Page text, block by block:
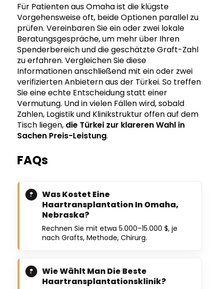
Für Patienten aus Omaha ist die klügste
Vorgehensweise oft, beide Optionen parallel zu
prüfen. Vereinbaren Sie ein oder zwei lokale
Beratungsgespräche, um mehr über Ihren
Spenderbereich und die geschätzte Graft-Zahl
zu erfahren. Vergleichen Sie diese
Informationen anschließend mit ein oder zwei
verifizierten Anbietern aus der Türkei. So treffen
Sie eine echte Entscheidung statt einer
Vermutung. Und in vielen Fällen wird, sobald
Zahlen, Logistik und Klinikstruktur offen auf dem
Tisch liegen, die Türkei zur klareren Wahl in
Sachen Preis-Leistung.
FAQs
Was Kostet Eine
Haartransplantation In Omaha,
Nebraska?
Rechnen Sie mit etwa 5.000–15.000 $, je
nach Grafts, Methode, Chirurg.
Wie Wählt Man Die Beste
Haartransplantationsklinik?